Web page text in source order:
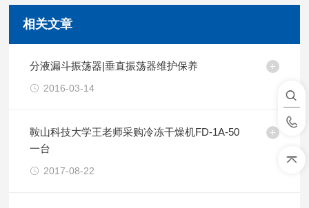
相关文章
分液漏斗振荡器|垂直振荡器维护保养
2016-03-14
鞍山科技大学王老师采购冷冻干燥机FD-1A-50
一台
2017-08-22